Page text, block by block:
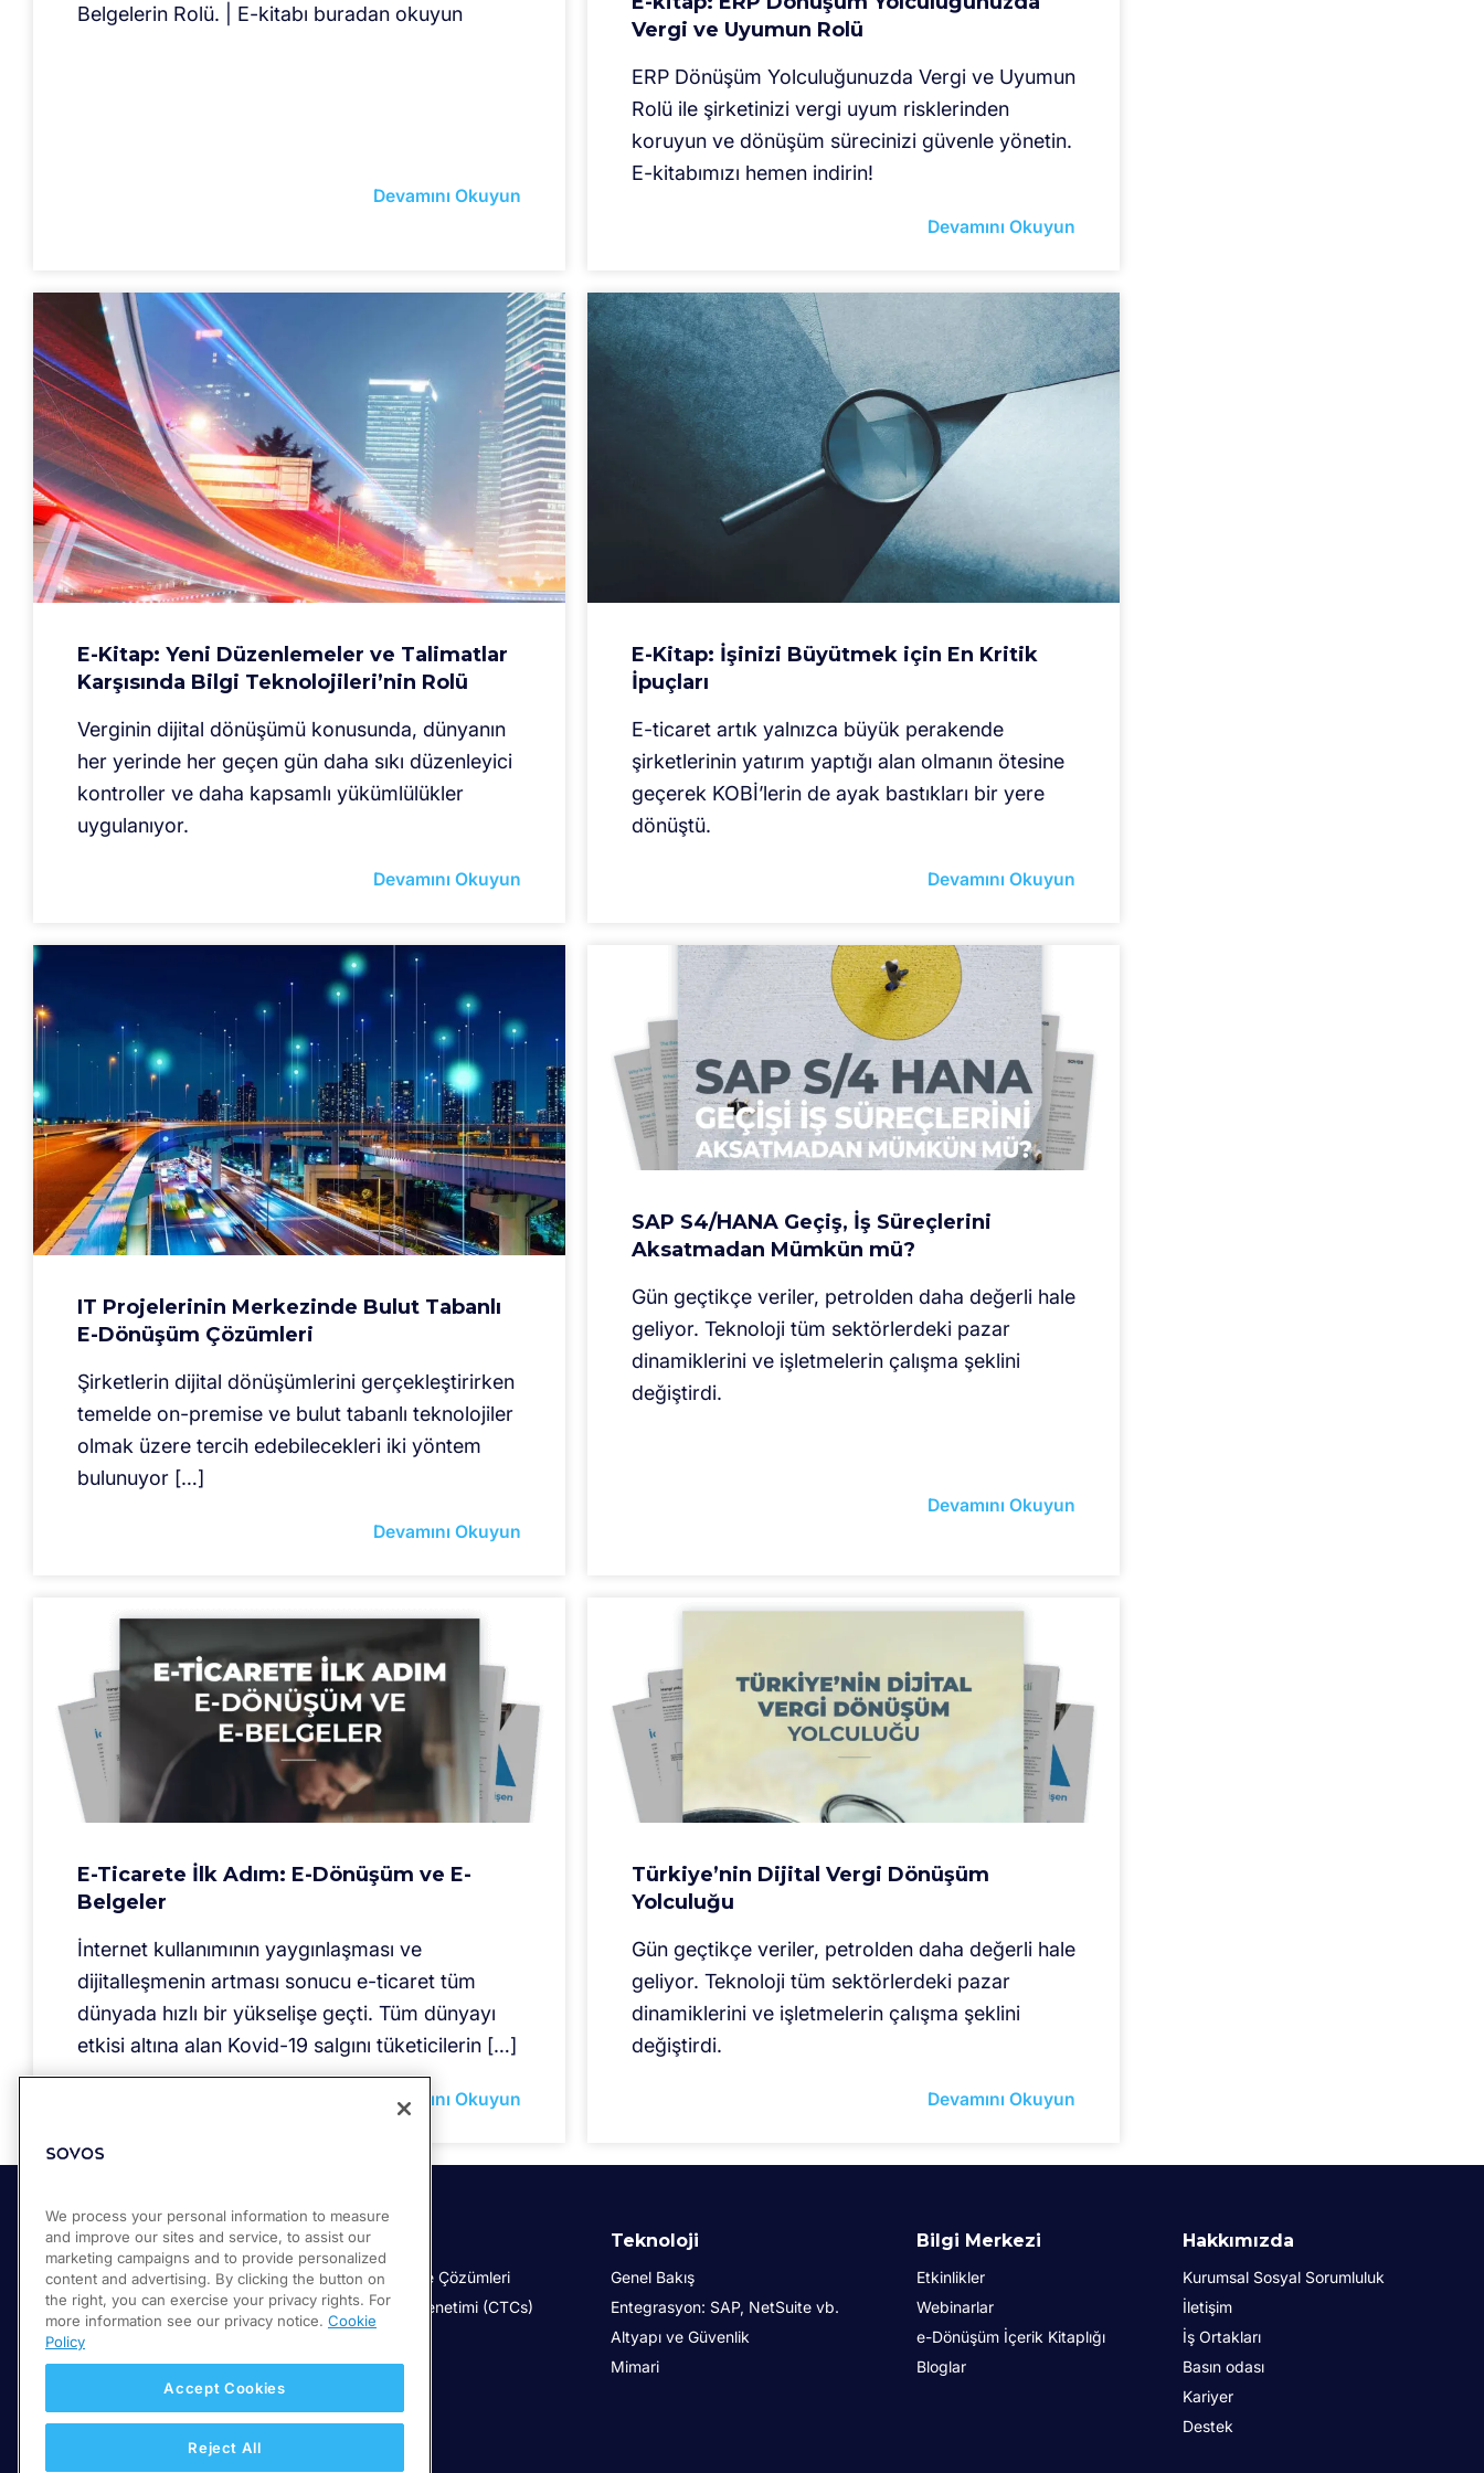
Belgelerin Rolü. | E-kitabı buradan okuyun
Devamını Okuyun
Vergi ve Uyumun Rolü
ERP Dönüşüm Yolculuğunuzda Vergi ve Uyumun
Rolü ile şirketinizi vergi uyum risklerinden
koruyun ve dönüşüm sürecinizi güvenle yönetin.
E-kitabımızı hemen indirin!
Devamını Okuyun
E-Kitap: Yeni Düzenlemeler ve Talimatlar
Karşısında Bilgi Teknolojileri’nin Rolü
Verginin dijital dönüşümü konusunda, dünyanın
her yerinde her geçen gün daha sıkı düzenleyici
kontroller ve daha kapsamlı yükümlülükler
uygulanıyor.
Devamını Okuyun
E-Kitap: İşinizi Büyütmek için En Kritik
İpuçları
E-ticaret artık yalnızca büyük perakende
şirketlerinin yatırım yaptığı alan olmanın ötesine
geçerek KOBİ’lerin de ayak bastıkları bir yere
dönüştü.
Devamını Okuyun
IT Projelerinin Merkezinde Bulut Tabanlı
E-Dönüşüm Çözümleri
Şirketlerin dijital dönüşümlerini gerçekleştirirken
temelde on-premise ve bulut tabanlı teknolojiler
olmak üzere tercih edebilecekleri iki yöntem
bulunuyor […]
Devamını Okuyun
SAP S4/HANA Geçiş, İş Süreçlerini
Aksatmadan Mümkün mü?
Gün geçtikçe veriler, petrolden daha değerli hale
geliyor. Teknoloji tüm sektörlerdeki pazar
dinamiklerini ve işletmelerin çalışma şeklini
değiştirdi.
Devamını Okuyun
E-Ticarete İlk Adım: E-Dönüşüm ve E-
Belgeler
İnternet kullanımının yaygınlaşması ve
dijitalleşmenin artması sonucu e-ticaret tüm
dünyada hızlı bir yükselişe geçti. Tüm dünyayı
etkisi altına alan Kovid-19 salgını tüketicilerin […]
Devamını Okuyun
Türkiye’nin Dijital Vergi Dönüşüm
Yolculuğu
Gün geçtikçe veriler, petrolden daha değerli hale
geliyor. Teknoloji tüm sektörlerdeki pazar
dinamiklerini ve işletmelerin çalışma şeklini
değiştirdi.
Devamını Okuyun
Çözümler
Compliance Cloud
KDV ve Finansal Raporlama
KDV Belirleme
Global e-Faturalama
Ürünlerimiz
Türkiye e-belge Çözümleri
Sürekli İşlem Denetimi (CTCs)
Teknoloji
Genel Bakış
Entegrasyon: SAP, NetSuite vb.
Altyapı ve Güvenlik
Mimari
Bilgi Merkezi
Etkinlikler
Webinarlar
e-Dönüşüm İçerik Kitaplığı
Bloglar
Hakkımızda
Kurumsal Sosyal Sorumluluk
İletişim
İş Ortakları
Basın odası
Kariyer
Destek
We process your personal information to measure
and improve our sites and service, to assist our
marketing campaigns and to provide personalized
content and advertising. By clicking the button on
the right, you can exercise your privacy rights. For
more information see our privacy notice. Cookie
Policy
Accept Cookies
Reject All